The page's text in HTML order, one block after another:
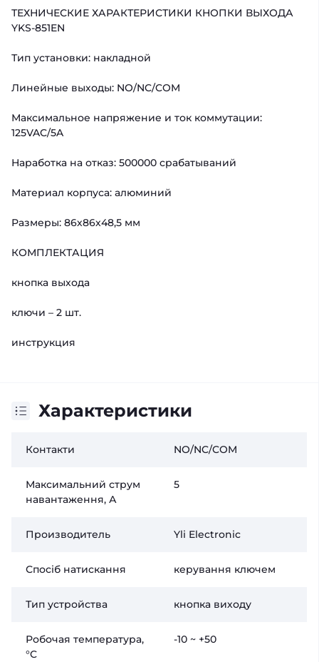
ТЕХНИЧЕСКИЕ ХАРАКТЕРИСТИКИ КНОПКИ ВЫХОДА
YKS-851EN
Тип установки: накладной
Линейные выходы: NO/NC/COM
Максимальное напряжение и ток коммутации:
125VAC/5A
Наработка на отказ: 500000 срабатываний
Материал корпуса: алюминий
Размеры: 86х86х48,5 мм
КОМПЛЕКТАЦИЯ
кнопка выхода
ключи – 2 шт.
инструкция
Характеристики
Контакти NO/NC/COM
Максимальний струм
навантаження, А
5
Производитель Yli Electronic
Спосіб натискання керування ключем
Тип устройства кнопка виходу
Робочая температура,
°C
-10 ~ +50